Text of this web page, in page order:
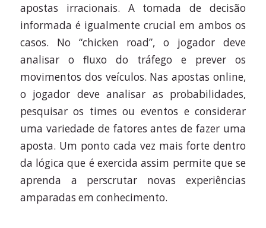
apostas irracionais. A tomada de decisão
informada é igualmente crucial em ambos os
casos. No “chicken road”, o jogador deve
analisar o fluxo do tráfego e prever os
movimentos dos veículos. Nas apostas online,
o jogador deve analisar as probabilidades,
pesquisar os times ou eventos e considerar
uma variedade de fatores antes de fazer uma
aposta. Um ponto cada vez mais forte dentro
da lógica que é exercida assim permite que se
aprenda a perscrutar novas experiências
amparadas em conhecimento.